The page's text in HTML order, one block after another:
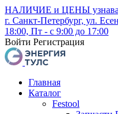
НАЛИЧИЕ и ЦЕНЫ
г. Санкт-Петербург, ул.
18:00, Пт - с 9:00 до 17:00
Войти Регистрация
Главная
Каталог
Festool